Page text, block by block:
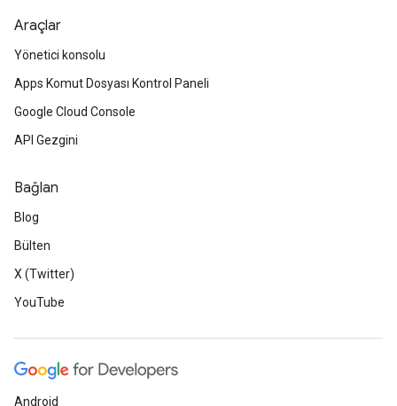
Araçlar
Yönetici konsolu
Apps Komut Dosyası Kontrol Paneli
Google Cloud Console
API Gezgini
Bağlan
Blog
Bülten
X (Twitter)
YouTube
Android